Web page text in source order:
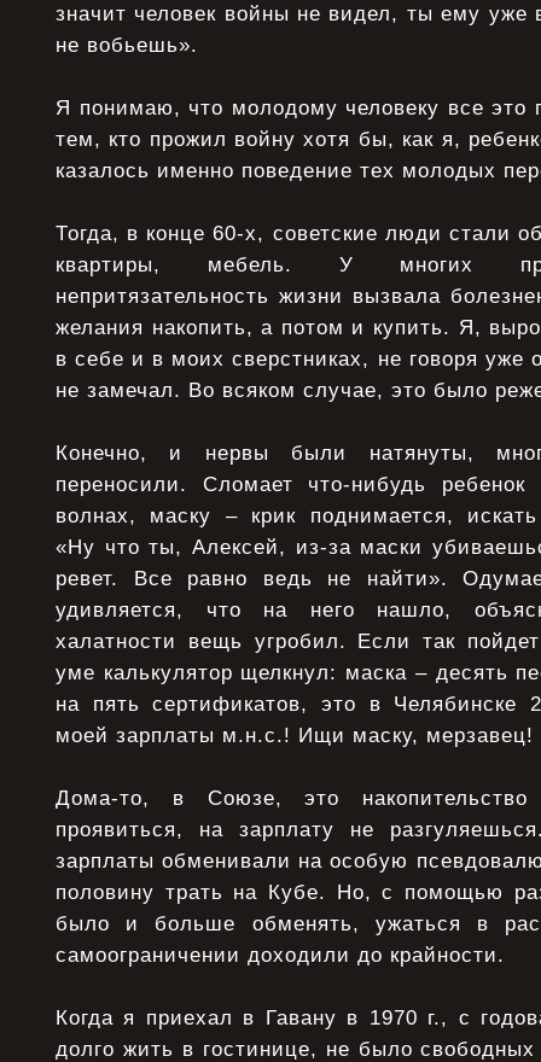
значит человек войны не видел, ты ему уже
не вобьешь».
Я понимаю, что молодому человеку все это
тем, кто прожил войну хотя бы, как я,
казалось именно поведение тех молодых
Тогда, в конце 60-х, советские люди стали
квартиры, мебель. У многих
непритязательность жизни вызвала
желания накопить, а потом и купить. Я,
в себе и в моих сверстниках, не говоря уже
не замечал. Во всяком случае, это было
Конечно, и нервы были натянуты,
переносили. Сломает что-нибудь
волнах, маску – крик поднимается,
«Ну что ты, Алексей, из-за маски
ревет. Все равно ведь не найти».
удивляется, что на него нашло,
халатности вещь угробил. Если так
уме калькулятор щелкнул: маска – десять
на пять сертификатов, это в Челябинске
моей зарплаты м.н.с.! Ищи маску, мерзавец!
Дома-то, в Союзе, это
проявиться, на зарплату не
зарплаты обменивали на особую
половину трать на Кубе. Но, с помощью
было и больше обменять, ужаться в
самоограничении доходили до крайности.
Когда я приехал в Гавану в 1970 г., с
долго жить в гостинице, не было